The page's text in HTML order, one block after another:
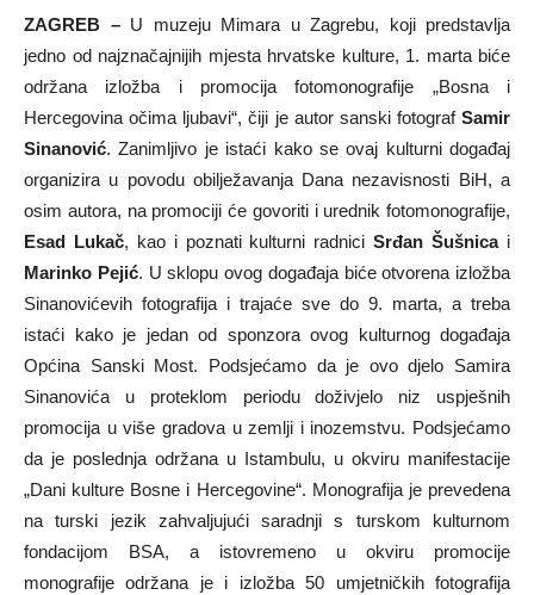
ZAGREB – U muzeju Mimara u Zagrebu, koji predstavlja
jedno od najznačajnijih mjesta hrvatske kulture, 1. marta biće
održana izložba i promocija fotomonografije „Bosna i
Hercegovina očima ljubavi“, čiji je autor sanski fotograf Samir
Sinanović. Zanimljivo je istaći kako se ovaj kulturni događaj
organizira u povodu obilježavanja Dana nezavisnosti BiH, a
osim autora, na promociji će govoriti i urednik fotomonografije,
Esad Lukač, kao i poznati kulturni radniciSrđan Šušnicai
Marinko Pejić. U sklopu ovog događaja biće otvorena izložba
Sinanovićevih fotografija i trajaće sve do 9. marta, a treba
istaći kako je jedan od sponzora ovog kulturnog događaja
Općina Sanski Most. Podsjećamo da je ovo djelo Samira
Sinanovića u proteklom periodu doživjelo niz uspješnih
promocija u više gradova u zemlji i inozemstvu. Podsjećamo
da je poslednja održana u Istambulu, u okviru manifestacije
„Dani kulture Bosne i Hercegovine“. Monografija je prevedena
na turski jezik zahvaljujući saradnji s turskom kulturnom
fondacijom BSA, a istovremeno u okviru promocije
monografije održana je i izložba 50 umjetničkih fotografija